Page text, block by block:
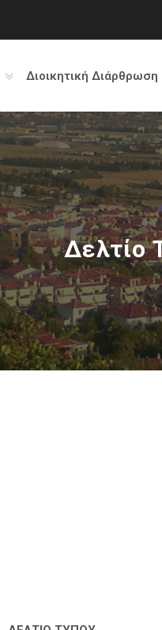
Διοικητική Διάρθρωση
Δελτίο